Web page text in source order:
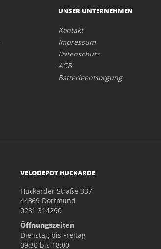
UNSER UNTERNEHMEN
Kontakt
Impressum
Datenschutz
AGB
Batterieentsorgung
VELODEPOT HUCKARDE
Huckarder Straße 337
44369 Dortmund
0231 314290
Öffnungszeiten
Dienstag bis Freitag
09:30 bis 18:00